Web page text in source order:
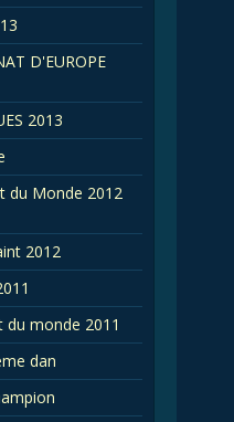
D'EUROPE
2013
du Monde 2012
2012
du monde 2011
dan